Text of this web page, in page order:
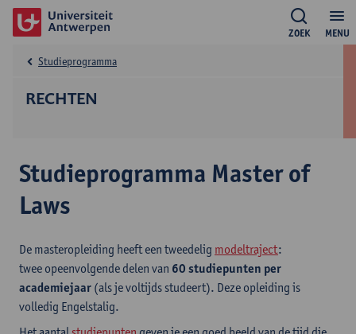
MENU
ZOEK
RECHTEN
Studieprogramma
Studieprogramma Master of
Laws
De masteropleiding heeft een tweedelig modeltraject:
twee opeenvolgende delen van 60 studiepunten per
academiejaar (als je voltijds studeert). Deze opleiding is
volledig Engelstalig.